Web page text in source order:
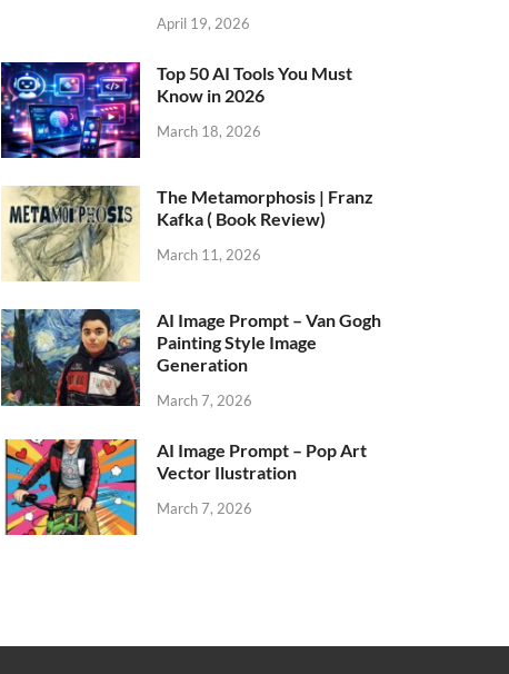
April 19, 2026
Top 50 AI Tools You Must
Know in 2026
March 18, 2026
The Metamorphosis | Franz
Kafka ( Book Review)
March 11, 2026
AI Image Prompt – Van Gogh
Painting Style Image
Generation
March 7, 2026
AI Image Prompt – Pop Art
Vector Ilustration
March 7, 2026